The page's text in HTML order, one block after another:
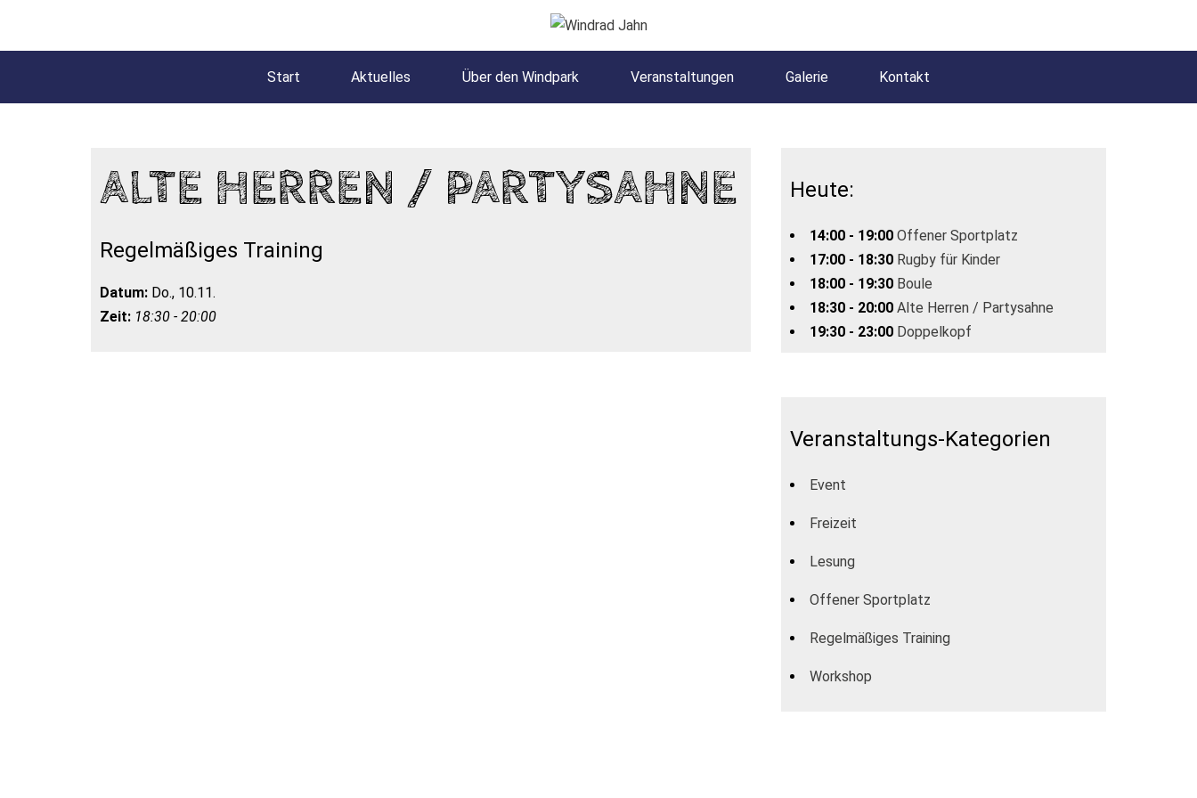
Start Aktuelles Über den Windpark Veranstaltungen Galerie Kontakt
ALTE HERREN / PARTYSAHNE
Regelmäßiges Training
Datum: Do., 10.11.
Zeit: 18:30 - 20:00
Heute:
14:00 - 19:00 Offener Sportplatz
17:00 - 18:30 Rugby für Kinder
18:00 - 19:30 Boule
18:30 - 20:00 Alte Herren / Partysahne
19:30 - 23:00 Doppelkopf
Veranstaltungs-Kategorien
Event
Freizeit
Lesung
Offener Sportplatz
Regelmäßiges Training
Workshop